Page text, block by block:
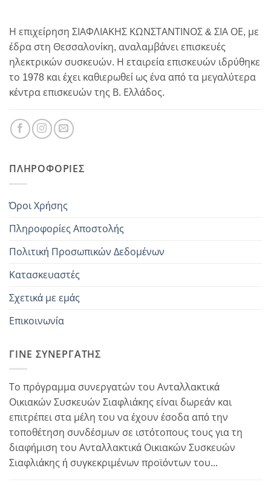
Η επιχείρηση ΣΙΑΦΛΙΑΚΗΣ ΚΩΝΣΤΑΝΤΙΝΟΣ & ΣΙΑ ΟΕ, με
έδρα στη Θεσσαλονίκη, αναλαμβάνει επισκευές
ηλεκτρικών συσκευών. Η εταιρεία επισκευών ιδρύθηκε
το 1978 και έχει καθιερωθεί ως ένα από τα μεγαλύτερα
κέντρα επισκευών της Β. Ελλάδος.
ΠΛΗΡΟΦΟΡΊΕΣ
Όροι Χρήσης
Πληροφορίες Αποστολής
Πολιτική Προσωπικών Δεδομένων
Κατασκευαστές
Σχετικά με εμάς
Επικοινωνία
ΓΊΝΕ ΣΥΝΕΡΓΆΤΗΣ
Το πρόγραμμα συνεργατών του Ανταλλακτικά
Οικιακών Συσκευών Σιαφλιάκης είναι δωρεάν και
επιτρέπει στα μέλη του να έχουν έσοδα από την
τοποθέτηση συνδέσμων σε ιστότοπους τους για τη
διαφήμιση του Ανταλλακτικά Οικιακών Συσκευών
Σιαφλιάκης ή συγκεκριμένων προϊόντων του...